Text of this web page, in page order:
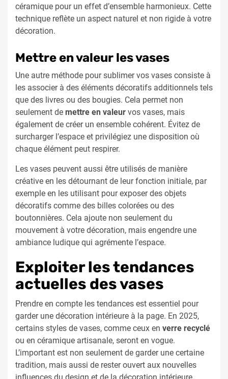
céramique pour un effet d’ensemble harmonieux. Cette
technique reflète un aspect naturel et non rigide à votre
décoration.
Mettre en valeur les vases
Une autre méthode pour sublimer vos vases consiste à
les associer à des éléments décoratifs additionnels tels
que des livres ou des bougies. Cela permet non
seulement de mettre en valeur vos vases, mais
également de créer un ensemble cohérent. Évitez de
surcharger l’espace et privilégiez une disposition où
chaque élément peut respirer.
Les vases peuvent aussi être utilisés de manière
créative en les détournant de leur fonction initiale, par
exemple en les utilisant pour exposer des objets
décoratifs comme des billes colorées ou des
boutonnières. Cela ajoute non seulement du
mouvement à votre décoration, mais engendre une
ambiance ludique qui agrémente l’espace.
Exploiter les tendances
actuelles des vases
Prendre en compte les tendances est essentiel pour
garder une décoration intérieure à la page. En 2025,
certains styles de vases, comme ceux en verre recyclé
ou en céramique artisanale, seront en vogue.
L’important est non seulement de garder une certaine
tradition, mais aussi de rester ouvert aux nouvelles